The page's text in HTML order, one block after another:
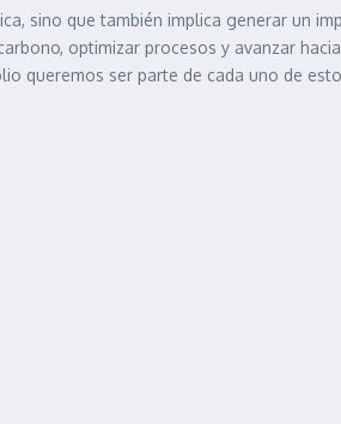
sino que también implica generar un
optimizar procesos y avanzar
queremos ser parte de cada uno de